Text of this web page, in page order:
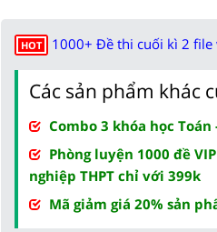
HOT 1000+ Đề thi cuối kì 2 file
Các sản phẩm khác
Combo 3 khóa học
Phòng luyện 1000 đề
nghiệp THPT chỉ với 399k
Mã giảm giá 20% sản